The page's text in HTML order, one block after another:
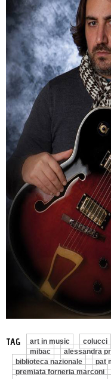
TAG art in music colucci
mibac
alessandra
biblioteca nazionale
pat
premiata forneria marconi